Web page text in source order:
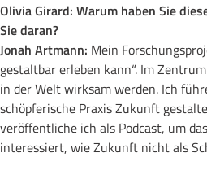
Olivia Girard: Warum haben Sie
Sie daran?
Jonah Artmann: Mein
gestaltbar erleben kann“. Im
in der Welt wirksam werden. Ich
schöpferische Praxis Zukunft
veröffentliche ich als Podcast, um
interessiert, wie Zukunft nicht als